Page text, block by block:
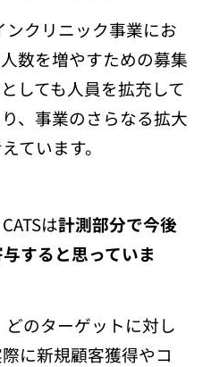
ンクリニック事業にお
数を増やすための募集
しても人員を拡充して
、事業のさらなる拡大
ています。
は計測部分で今後
すると思っていま
どのターゲットに対し
に新規顧客獲得やコ